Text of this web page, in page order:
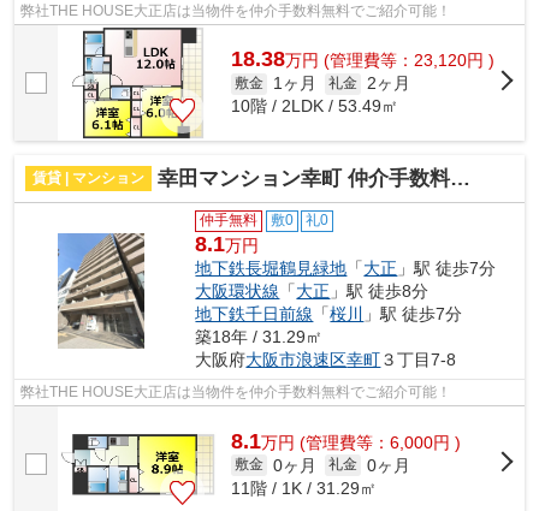
弊社THE HOUSE大正店は当物件を仲介手数料無料でご紹介可能！
18.38万円 (管理費等：23,120円 )
敷金 1ヶ月 礼金
2ヶ月
10階 / 2LDK / 53.49㎡
賃貸 | マンション 幸田マンション幸町 仲介手数料無料
仲手無料 敷0 礼0
8.1万円
地下鉄長堀鶴見緑地 「大正 」駅 徒歩7分
大阪環状線 「大正 」駅 徒歩8分
地下鉄千日前線 「桜川
」駅 徒歩7分
築18年 / 31.29㎡
大阪府大阪市浪速区幸町３丁目7-8
弊社THE HOUSE大正店は当物件を仲介手数料無料でご紹介可能！
8.1万円 (管理費等：6,000円 )
敷金 0ヶ月 礼金 0ヶ月
11階 / 1K / 31.29㎡